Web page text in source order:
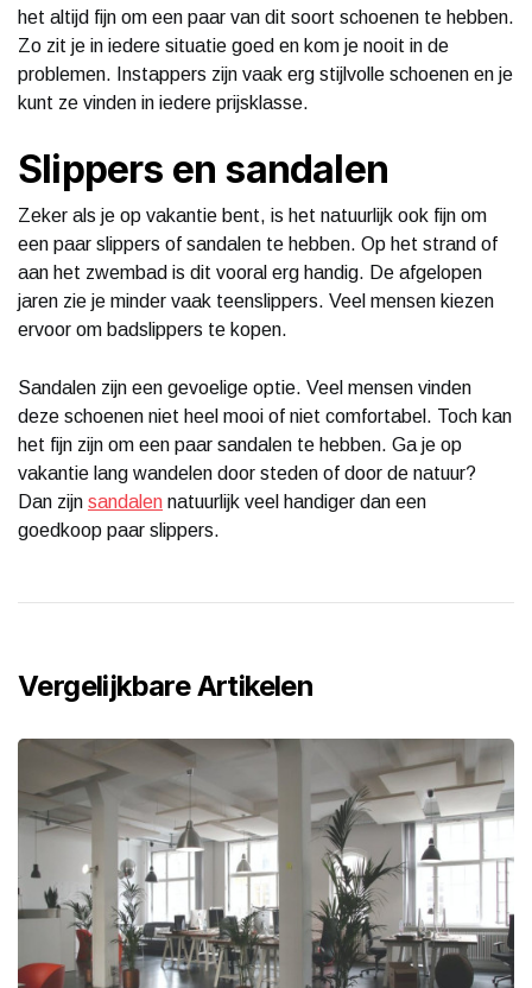
het altijd fijn om een paar van dit soort schoenen te hebben.
Zo zit je in iedere situatie goed en kom je nooit in de
problemen. Instappers zijn vaak erg stijlvolle schoenen en je
kunt ze vinden in iedere prijsklasse.
Slippers en sandalen
Zeker als je op vakantie bent, is het natuurlijk ook fijn om
een paar slippers of sandalen te hebben. Op het strand of
aan het zwembad is dit vooral erg handig. De afgelopen
jaren zie je minder vaak teenslippers. Veel mensen kiezen
ervoor om badslippers te kopen.
Sandalen zijn een gevoelige optie. Veel mensen vinden
deze schoenen niet heel mooi of niet comfortabel. Toch kan
het fijn zijn om een paar sandalen te hebben. Ga je op
vakantie lang wandelen door steden of door de natuur?
Dan zijn sandalen natuurlijk veel handiger dan een
goedkoop paar slippers.
Vergelijkbare Artikelen